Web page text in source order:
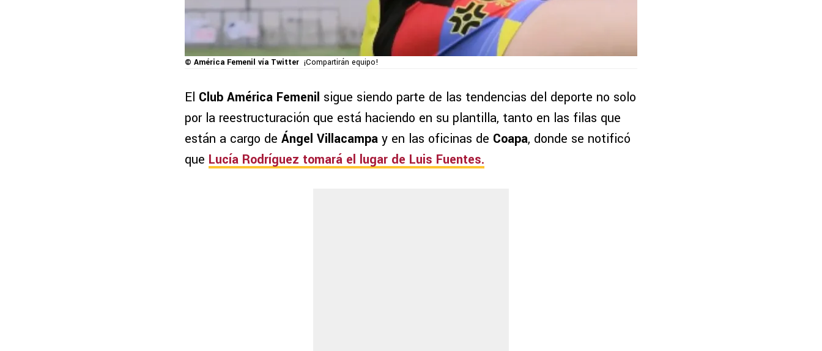
© América Femenil vía Twitter ¡Compartirán equipo!
El Club América Femenil sigue siendo parte de las tendencias del deporte no solo
por la reestructuración que está haciendo en su plantilla, tanto en las filas que
están a cargo de Ángel Villacampa y en las oficinas de Coapa, donde se notificó
que Lucía Rodríguez tomará el lugar de Luis Fuentes.